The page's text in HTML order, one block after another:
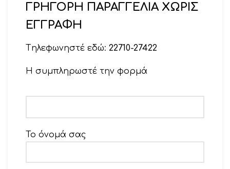
1 μπομπίνα χρυσό σκούρο
1 καρούλι μεγάλο χρυσό μεσαίο
1 καρούλι μικρό ασημί
ΓΡΗΓΟΡΗ ΠΑΡΑΓΓΕΛΙΑ ΧΩΡΙΣ
ΕΓΓΡΑΦΗ
Tηλεφωνηστέ εδώ: 22710-27422
Η συμπληρωστέ την φορμά
Το όνομά σας